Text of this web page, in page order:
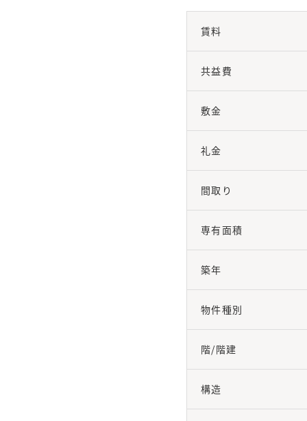
賃料
共益費
敷金
礼金
間取り
専有面積
築年
物件種別
階/階建
構造